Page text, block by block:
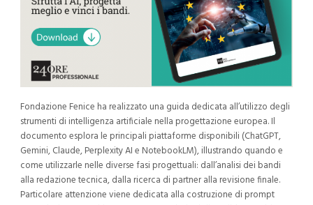
Fondazione Fenice ha realizzato una guida dedicata all’utilizzo degli
strumenti di intelligenza artificiale nella progettazione europea.Il
documento esplora le principali piattaforme disponibili (ChatGPT,
Gemini, Claude, Perplexity AI e NotebookLM), illustrando quando e
come utilizzarle nelle diverse fasi progettuali: dall’analisi dei bandi
alla redazione tecnica, dalla ricerca di partner alla revisione finale.
Particolare attenzione viene dedicata alla costruzione di prompt